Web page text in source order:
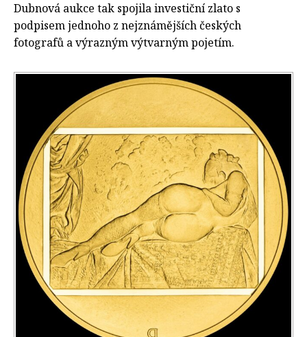
Dubnová aukce tak spojila investiční zlato s
podpisem jednoho z nejznámějších českých
fotografů a výrazným výtvarným pojetím.